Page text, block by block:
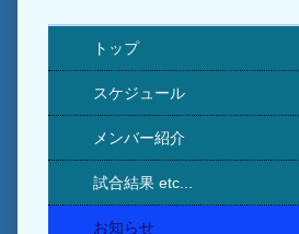
トップ
スケジュール
メンバー紹介
試合結果 etc...
お知らせ